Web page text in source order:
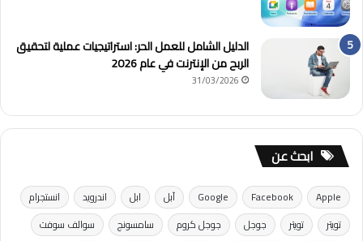
الدليل الشامل للعمل الحر: استراتيجيات عملية لتحقيق
الربح من الإنترنت في عام 2026
31/03/2026
ابحث عن
Apple
Facebook
Google آبل ابل اندرويد
انستجرام
تويتر
تويتر جوجل جوجل كروم سامسونج
سوالف سوفت